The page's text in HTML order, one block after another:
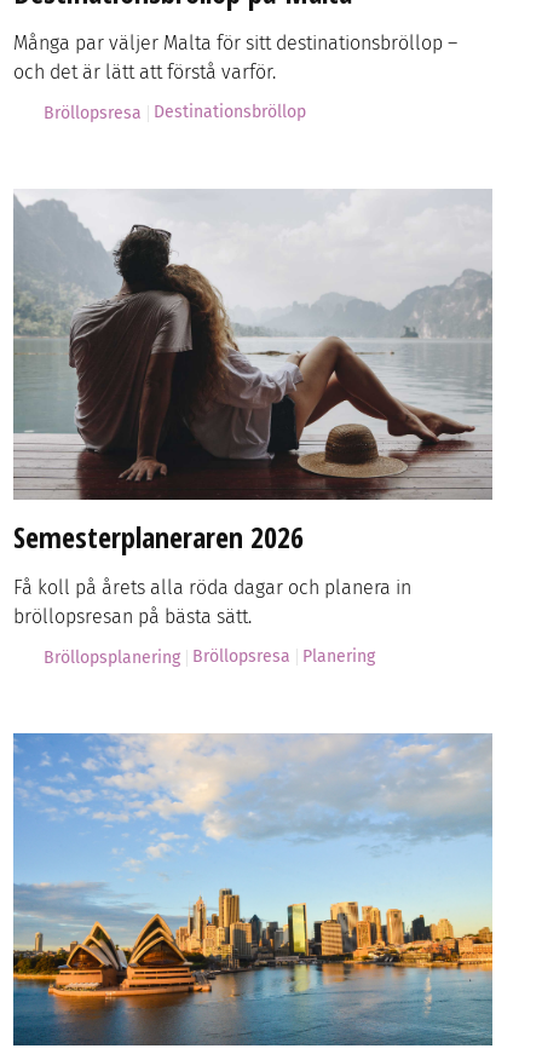
Många par väljer Malta för sitt destinationsbröllop –
och det är lätt att förstå varför.
Bröllopsresa Destinationsbröllop
Semesterplaneraren 2026
Få koll på årets alla röda dagar och planera in
bröllopsresan på bästa sätt.
Bröllopsplanering Bröllopsresa Planering